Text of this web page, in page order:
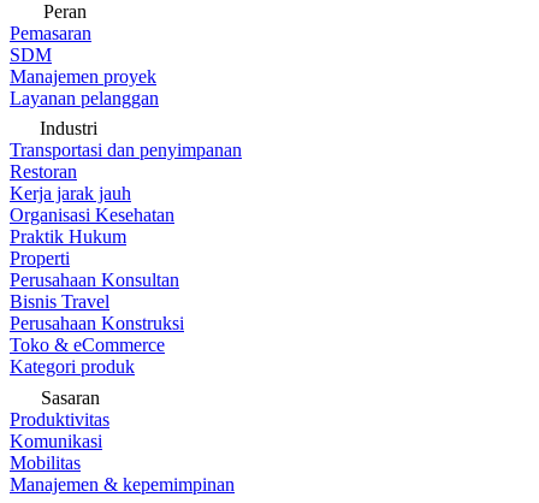
Peran
Pemasaran
SDM
Manajemen proyek
Layanan pelanggan
Industri
Transportasi dan penyimpanan
Restoran
Kerja jarak jauh
Organisasi Kesehatan
Praktik Hukum
Properti
Perusahaan Konsultan
Bisnis Travel
Perusahaan Konstruksi
Toko & eCommerce
Kategori produk
Sasaran
Produktivitas
Komunikasi
Mobilitas
Manajemen & kepemimpinan